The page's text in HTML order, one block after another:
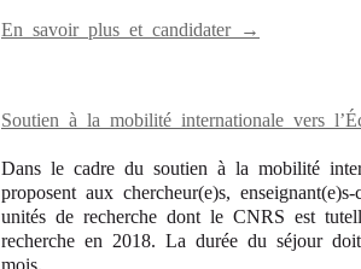
En savoir plus et candidater →
Soutien à la mobilité internationale vers
Dans le cadre du soutien à la mobilité
proposent aux chercheur(e)s,
unités de recherche dont le CNRS est
recherche en 2018. La durée du séjour
mois.